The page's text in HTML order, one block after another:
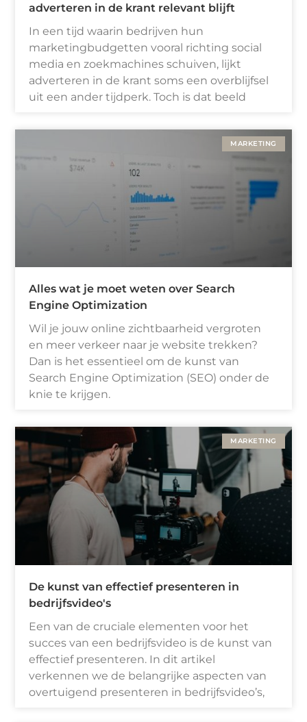
adverteren in de krant relevant blijft
In een tijd waarin bedrijven hun
marketingbudgetten vooral richting social
media en zoekmachines schuiven, lijkt
adverteren in de krant soms een overblijfsel
uit een ander tijdperk. Toch is dat beeld
MARKETING
Alles wat je moet weten over Search
Engine Optimization
Wil je jouw online zichtbaarheid vergroten
en meer verkeer naar je website trekken?
Dan is het essentieel om de kunst van
Search Engine Optimization (SEO) onder de
knie te krijgen.
MARKETING
De kunst van effectief presenteren in
bedrijfsvideo's
Een van de cruciale elementen voor het
succes van een bedrijfsvideo is de kunst van
effectief presenteren. In dit artikel
verkennen we de belangrijke aspecten van
overtuigend presenteren in bedrijfsvideo’s,